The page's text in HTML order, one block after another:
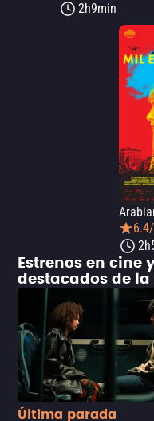
2h9min
Estrenos en cine
destacados de
Última parada